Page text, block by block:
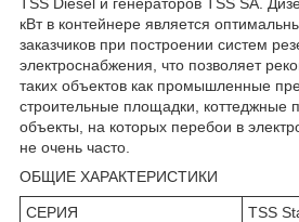
кВт в контейнере является
заказчиков при построении систем
электроснабжения, что позволяет
таких объектов как промышленные
строительные площадки, коттеджные
объекты, на которых перебои в
не очень часто.
ОБЩИЕ ХАРАКТЕРИСТИКИ
СЕРИЯ
TSS